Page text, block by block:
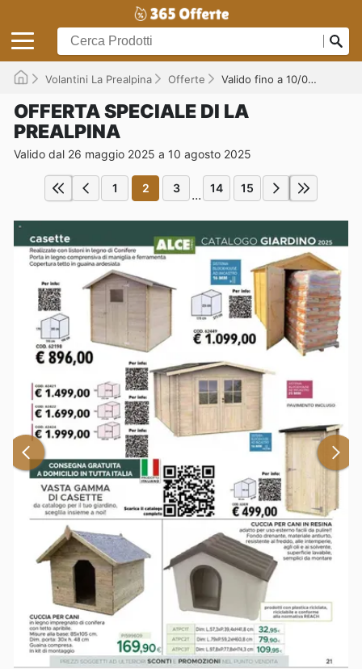
Volantini La Prealpina Offerte Valido fino a 10/08/2025
OFFERTA SPECIALE DI LA
PREALPINA
Valido dal 26 maggio 2025 a 10 agosto 2025
1 2 3 ... 14 15